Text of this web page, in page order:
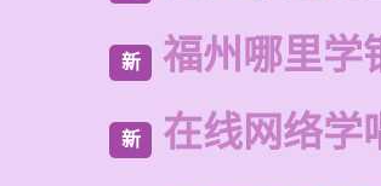
新 福州哪里学
新 在线网络学